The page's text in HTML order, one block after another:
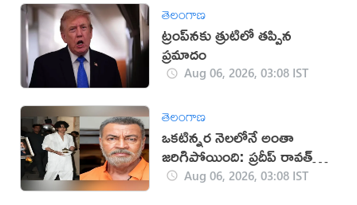
తెలంగాణ
ట్రంప్‌నకు త్రుటిలో తప్పిన
ప్రమాదం
Aug 06, 2026, 03:08 IST
తెలంగాణ
ఒకటిన్నర నెలలోనే అంతా
జరిగిపోయింది: ప్రదీప్ రావత్
కుమారుడు
Aug 06, 2026, 03:08 IST